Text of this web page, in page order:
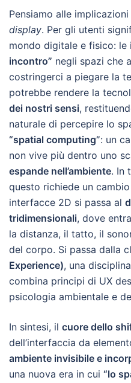
Pensiamo alle
display. Per gli utenti
mondo digitale e fisico: le
incontro” negli spazi che
costringerci a piegare la
potrebbe rendere la
dei nostri sensi,
naturale di percepire lo
“spatial computing”: un
non vive più dentro uno
espande nell’ambiente. In
questo richiede un
interfacce 2D si passa al
tridimensionali, dove
la distanza, il tatto, il
del corpo. Si passa dalla
Experience), una
combina principi di UX
psicologia ambientale e
In sintesi, il cuore dello
dell’interfaccia da
ambiente invisibile e
una nuova era in cui “lo